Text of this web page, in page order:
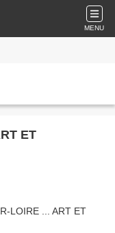
MENU
ET